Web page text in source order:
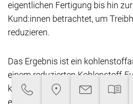
eigentlichen Fertigung bis hin
Kund:innen betrachtet, um
reduzieren.
Das Ergebnis ist ein
einem reduzierten Kohlenstoff-
kg CO2-eq/m2** bei einer
eine Reduktion von über 45 %